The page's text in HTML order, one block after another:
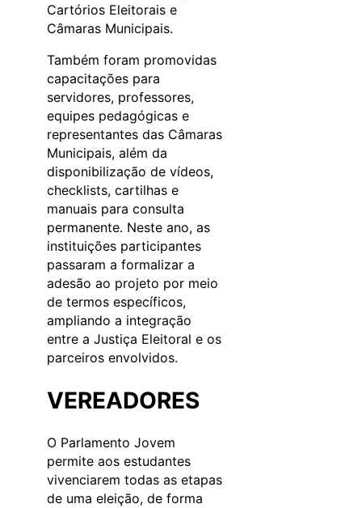
Cartórios Eleitorais e
Câmaras Municipais.
Também foram promovidas
capacitações para
servidores, professores,
equipes pedagógicas e
representantes das Câmaras
Municipais, além da
disponibilização de vídeos,
checklists, cartilhas e
manuais para consulta
permanente. Neste ano, as
instituições participantes
passaram a formalizar a
adesão ao projeto por meio
de termos específicos,
ampliando a integração
entre a Justiça Eleitoral e os
parceiros envolvidos.
VEREADORES
O Parlamento Jovem
permite aos estudantes
vivenciarem todas as etapas
de uma eleição, de forma